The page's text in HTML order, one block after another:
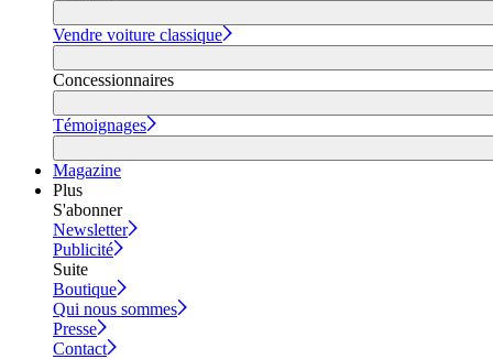
Vendre voiture classique
Concessionnaires
Témoignages
Magazine
Plus
S'abonner
Newsletter
Publicité
Suite
Boutique
Qui nous sommes
Presse
Contact